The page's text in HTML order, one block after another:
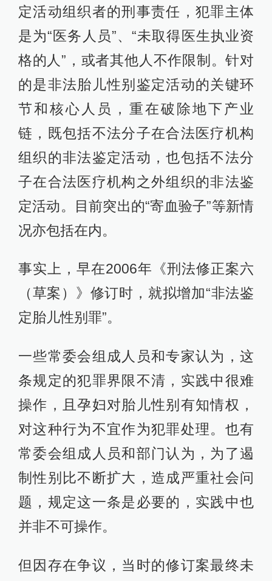
定活动组织者的刑事责任，犯罪主体
是为“医务人员”、“未取得医生执业资
格的人”，或者其他人不作限制。针对
的是非法胎儿性别鉴定活动的关键环
节和核心人员，重在破除地下产业
链，既包括不法分子在合法医疗机构
组织的非法鉴定活动，也包括不法分
子在合法医疗机构之外组织的非法鉴
定活动。目前突出的“寄血验子”等新情
况亦包括在内。
事实上，早在2006年《刑法修正案六
（草案）》修订时，就拟增加“非法鉴
定胎儿性别罪”。
一些常委会组成人员和专家认为，这
条规定的犯罪界限不清，实践中很难
操作，且孕妇对胎儿性别有知情权，
对这种行为不宜作为犯罪处理。也有
常委会组成人员和部门认为，为了遏
制性别比不断扩大，造成严重社会问
题，规定这一条是必要的，实践中也
并非不可操作。
但因存在争议，当时的修订案最终未